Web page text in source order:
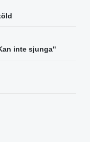
inte sjunga"